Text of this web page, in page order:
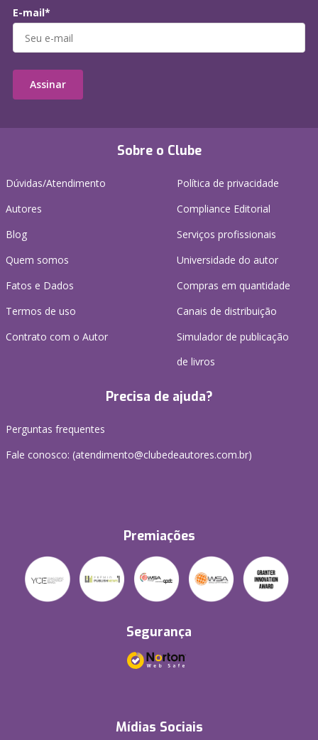
Sobre o Clube
Dúvidas/Atendimento
Autores
Blog
Quem somos
Fatos e Dados
Termos de uso
Contrato com o Autor
Política de privacidade
Compliance Editorial
Serviços profissionais
Universidade do autor
Compras em quantidade
Canais de distribuição
Simulador de publicação
de livros
Precisa de ajuda?
Perguntas frequentes
Fale conosco: (atendimento@clubedeautores.com.br)
Premiações
Segurança
Mídias Sociais
E-mail*
Assinar